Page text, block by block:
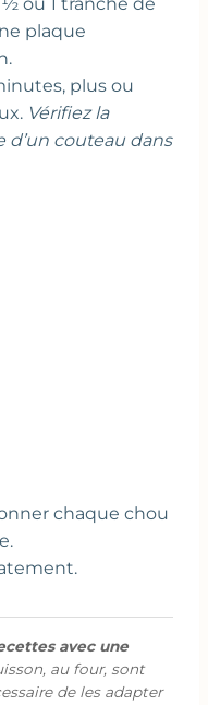
plaque
plus ou
Vérifiez la
couteau dans
chaque chou
avec une
au four, sont
de les adapter